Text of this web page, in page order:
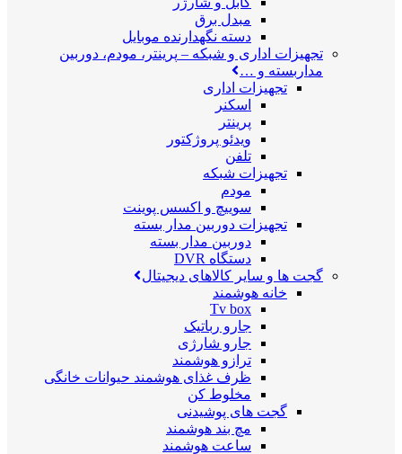
مبدل برق
دسته نگهدارنده موبایل
تجهیزات اداری و شبکه – پرینتر، مودم، دوربین
مداربسته و …
تجهیزات اداری
اسکنر
پرینتر
ویدئو پروژکتور
تلفن
تجهیزات شبکه
مودم
سوییچ و اکسس پوینت
تجهیزات دوربین مدار بسته
دوربین مدار بسته
دستگاه DVR
گجت ها و سایر کالاهای دیجیتال
خانه هوشمند
Tv box
جارو رباتیک
جارو شارژی
ترازو هوشمند
ظرف غذای هوشمند حیوانات خانگی
مخلوط کن
گجت های پوشیدنی
مچ بند هوشمند
ساعت هوشمند